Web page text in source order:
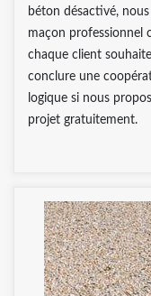
béton désactivé,
maçon professionnel
chaque client
conclure une
logique si nous
projet gratuitement.